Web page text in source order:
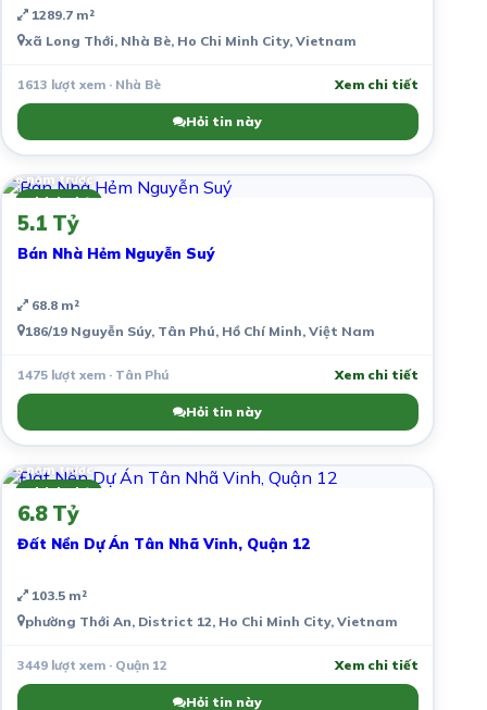
1289.7 m²
xã Long Thới, Nhà Bè, Ho Chi Minh City, Vietnam
1613 lượt xem · Nhà Bè Xem chi tiết
Hỏi tin này
Chính chủ
6 năm trước
5.1 Tỷ
Bán Nhà Hẻm Nguyễn Suý
68.8 m²
186/19 Nguyễn Súy, Tân Phú, Hồ Chí Minh, Việt Nam
1475 lượt xem · Tân Phú Xem chi tiết
Hỏi tin này
Chính chủ
6 năm trước
6.8 Tỷ
Đất Nền Dự Án Tân Nhã Vinh, Quận 12
103.5 m²
phường Thới An, District 12, Ho Chi Minh City, Vietnam
3449 lượt xem · Quận 12 Xem chi tiết
Hỏi tin này